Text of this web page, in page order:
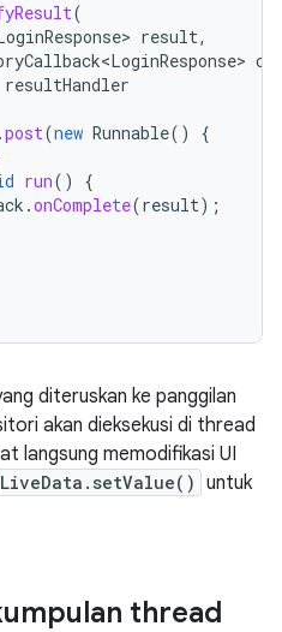
(
result,
resultHandler
.post(new Runnable()
{
run()
{
.onComplete(result);
diteruskan ke panggilan
akan dieksekusi di thread
langsung memodifikasi UI
LiveData.setValue() untuk
thread